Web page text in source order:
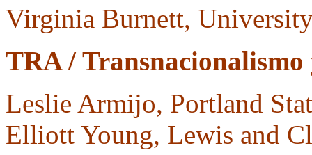
Virginia Burnett,
TRA /
Leslie Armijo, Portland
Elliott Young, Lewis and